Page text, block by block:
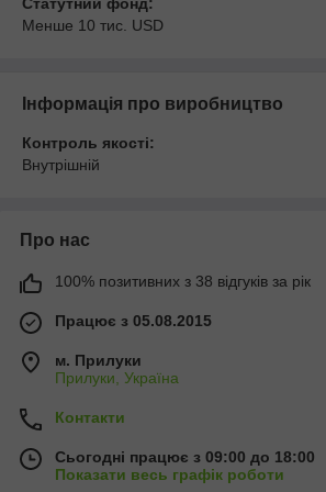
Менше 10 тис. USD
Інформація про виробництво
Контроль якості:
Внутрішній
Про нас
100% позитивних з 38 відгуків за рік
Працює з 05.08.2015
м. Прилуки
Прилуки, Україна
Контакти
Сьогодні працює з 09:00 до 18:00
Показати весь графік роботи